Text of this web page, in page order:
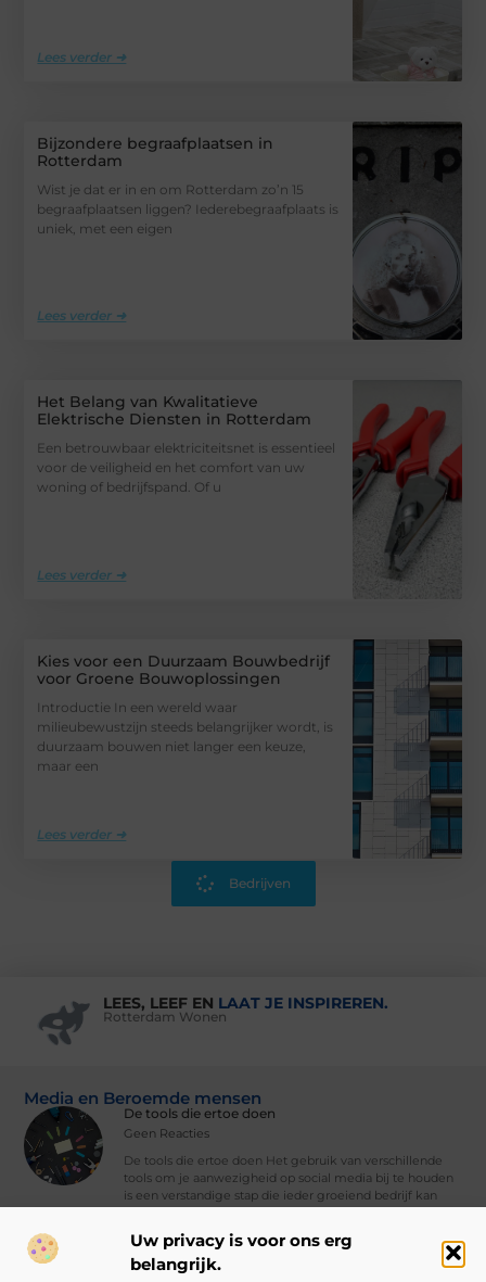
Uw privacy is voor ons erg
belangrijk.
Lees verder ➜
Bijzondere begraafplaatsen in
Rotterdam
Wist je dat er in en om Rotterdam zo’n 15
begraafplaatsen liggen? Iederebegraafplaats is
uniek, met een eigen
Lees verder ➜
Het Belang van Kwalitatieve
Elektrische Diensten in Rotterdam
Een betrouwbaar elektriciteitsnet is essentieel
voor de veiligheid en het comfort van uw
woning of bedrijfspand. Of u
Lees verder ➜
Kies voor een Duurzaam Bouwbedrijf
voor Groene Bouwoplossingen
Introductie In een wereld waar
milieubewustzijn steeds belangrijker wordt, is
duurzaam bouwen niet langer een keuze,
maar een
Lees verder ➜
Bedrijven
LEES, LEEF EN LAAT JE INSPIREREN.
Rotterdam Wonen
Media en Beroemde mensen
De tools die ertoe doen
Geen Reacties
De tools die ertoe doen Het gebruik van verschillende
tools om je aanwezigheid op social media bij te houden
is een verstandige stap die ieder groeiend bedrijf kan
Vind Ons Hier :